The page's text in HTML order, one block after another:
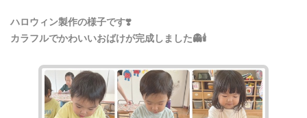
ハロウィン製作の様子です❣️
カラフルでかわいいおばけが完成しました👻🕯️